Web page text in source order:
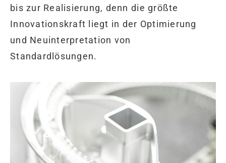
bis zur Realisierung, denn die größte
Innovationskraft liegt in der Optimierung
und Neuinterpretation von
Standardlösungen.